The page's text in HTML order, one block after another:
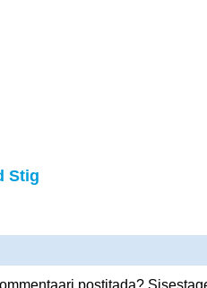
Stig
postitada?